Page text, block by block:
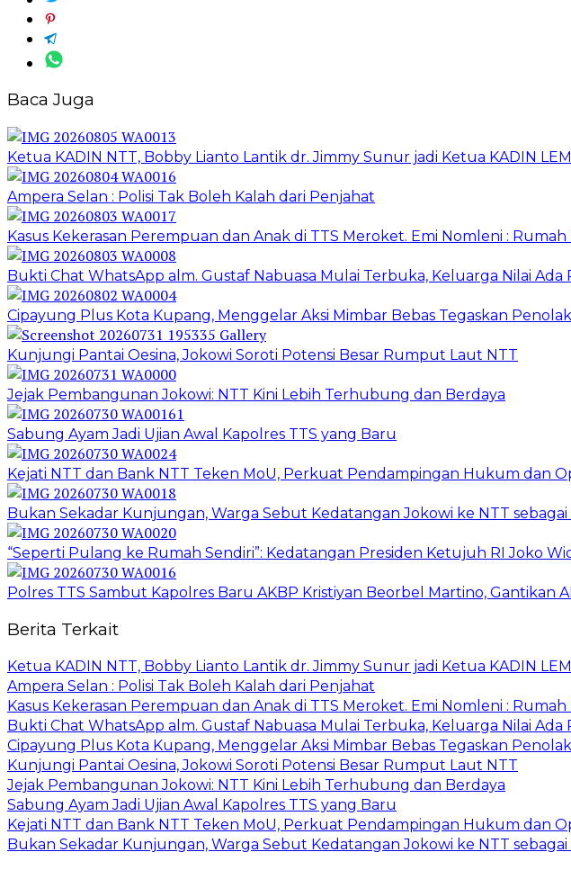
Baca Juga
Ketua KADIN NTT, Bobby Lianto Lantik dr. Jimmy Sunur jadi Ketua KADIN
Ampera Selan : Polisi Tak Boleh Kalah dari Penjahat
Kasus Kekerasan Perempuan dan Anak di TTS Meroket. Emi Nomleni :
Bukti Chat WhatsApp alm. Gustaf Nabuasa Mulai Terbuka, Keluarga Nilai
Cipayung Plus Kota Kupang, Menggelar Aksi Mimbar Bebas Tegaskan
Kunjungi Pantai Oesina, Jokowi Soroti Potensi Besar Rumput Laut NTT
Jejak Pembangunan Jokowi: NTT Kini Lebih Terhubung dan Berdaya
Sabung Ayam Jadi Ujian Awal Kapolres TTS yang Baru
Kejati NTT dan Bank NTT Teken MoU, Perkuat Pendampingan Hukum dan
Bukan Sekadar Kunjungan, Warga Sebut Kedatangan Jokowi ke NTT
“Seperti Pulang ke Rumah Sendiri”: Kedatangan Presiden Ketujuh RI Joko
Polres TTS Sambut Kapolres Baru AKBP Kristiyan Beorbel Martino, Gantikan
Berita Terkait
Ketua KADIN NTT, Bobby Lianto Lantik dr. Jimmy Sunur jadi Ketua KADIN
Ampera Selan : Polisi Tak Boleh Kalah dari Penjahat
Kasus Kekerasan Perempuan dan Anak di TTS Meroket. Emi Nomleni :
Bukti Chat WhatsApp alm. Gustaf Nabuasa Mulai Terbuka, Keluarga Nilai
Cipayung Plus Kota Kupang, Menggelar Aksi Mimbar Bebas Tegaskan
Kunjungi Pantai Oesina, Jokowi Soroti Potensi Besar Rumput Laut NTT
Jejak Pembangunan Jokowi: NTT Kini Lebih Terhubung dan Berdaya
Sabung Ayam Jadi Ujian Awal Kapolres TTS yang Baru
Kejati NTT dan Bank NTT Teken MoU, Perkuat Pendampingan Hukum dan
Bukan Sekadar Kunjungan, Warga Sebut Kedatangan Jokowi ke NTT